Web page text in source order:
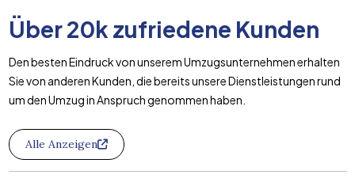
Über20k zufriedene Kunden
Den besten Eindruck von unserem Umzugsunternehmen erhalten
Sie von anderen Kunden, die bereits unsere Dienstleistungen rund
um den Umzug in Anspruch genommen haben.
Alle Anzeigen